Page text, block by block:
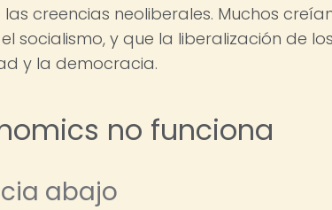
creencias neoliberales. Muchos
socialismo, y que la liberalización de los
y la democracia.
no funciona
abajo